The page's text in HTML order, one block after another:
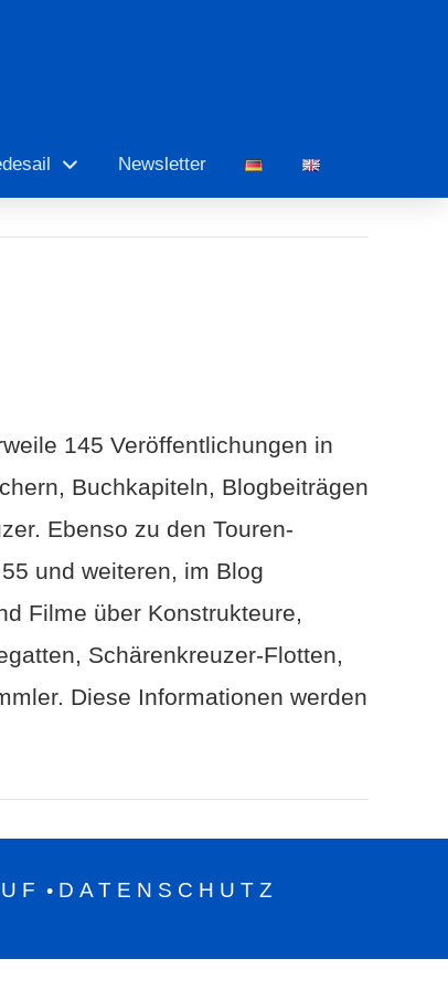
Newsletter
145 Veröffentlichungen in
Buchkapiteln, Blogbeiträgen
Ebenso zu den Touren-
und weiteren, im Blog
Filme über Konstrukteure,
Schärenkreuzer-Flotten,
Diese Informationen werden
• DATENSCHUTZ